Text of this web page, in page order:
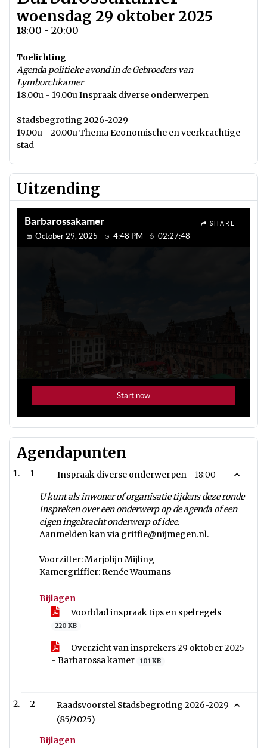
woensdag 29 oktober 2025
18:00 - 20:00
Toelichting
Agenda politieke avond in de Gebroeders van
Lymborchkamer
18.00u - 19.00u Inspraak diverse onderwerpen
Stadsbegroting 2026-2029
19.00u - 20.00u Thema Economische en veerkrachtige
stad
Uitzending
Agendapunten
1 Inspraak diverse onderwerpen - 18:00
U kunt als inwoner of organisatie tijdens deze ronde
inspreken over een onderwerp op de agenda of een
eigen ingebracht onderwerp of idee.
Aanmelden kan via griffie@nijmegen.nl.
Voorzitter: Marjolijn Mijling
Kamergriffier: Renée Waumans
Bijlagen
Voorblad inspraak tips en spelregels
220 KB
Overzicht van insprekers 29 oktober 2025
- Barbarossa kamer
101 KB
2
Raadsvoorstel Stadsbegroting 2026-2029
(85/2025)
Bijlagen